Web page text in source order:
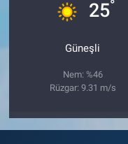
25°
Güneşli
Nem: %46
Rüzgar: 9.31 m/s